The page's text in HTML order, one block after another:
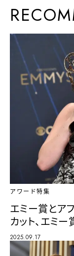
アワード特集
エミー賞とア
カット、エミ
2025.09.17